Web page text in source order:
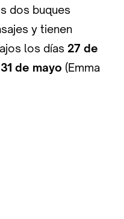
dos buques
y tienen
los días 27 de
31 de mayo (Emma